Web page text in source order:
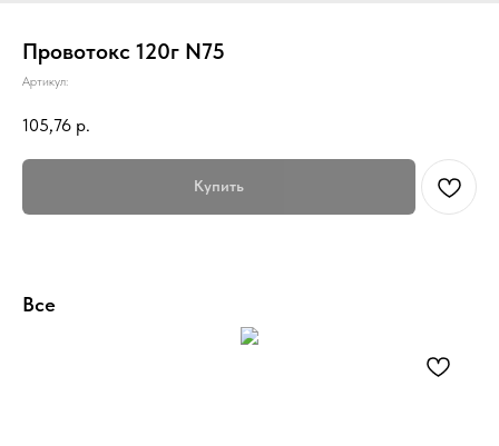
Провотокс 120г N75
Артикул:
105,76 р.
Купить
Все